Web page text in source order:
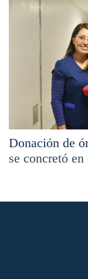
Donación de
se concretó